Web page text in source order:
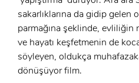
ÜYE
sakarlıklarına da gidip
parmağına şeklinde, evliliğin
ve hayatı keşfetmenin de
söyleyen, oldukça
dönüşüyor film.